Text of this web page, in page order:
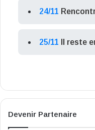
24/11
25/11 Il reste
Devenir Partenaire